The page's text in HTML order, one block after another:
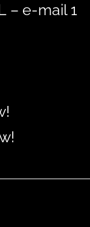
– e-mail 1